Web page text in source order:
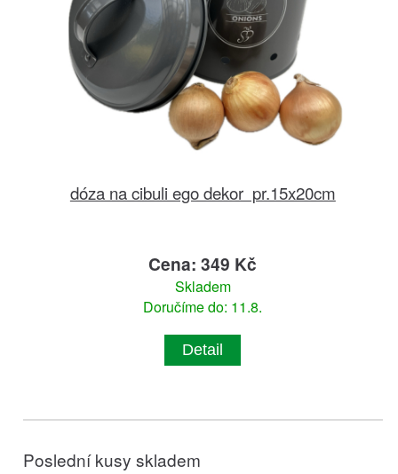
dóza na cibuli ego dekor pr.15x20cm
Cena: 349 Kč
Skladem
Doručíme do: 11.8.
Detail
Poslední kusy skladem